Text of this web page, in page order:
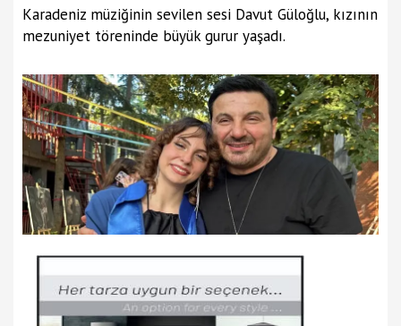
Karadeniz müziğinin sevilen sesi Davut Güloğlu, kızının
mezuniyet töreninde büyük gurur yaşadı.